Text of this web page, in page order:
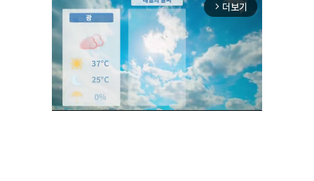
arrow_forward_ios 더보기